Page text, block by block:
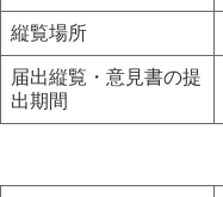
縦覧場所
届出縦覧・意見書の提
出期間